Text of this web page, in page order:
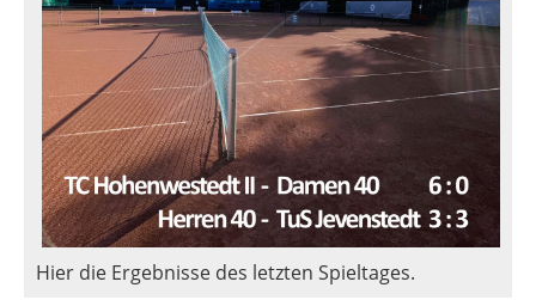
Hier die Ergebnisse des letzten Spieltages.